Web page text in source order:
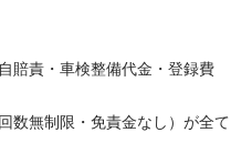
賠責・車検整備代金・登録費
数無制限・免責金なし）が全て